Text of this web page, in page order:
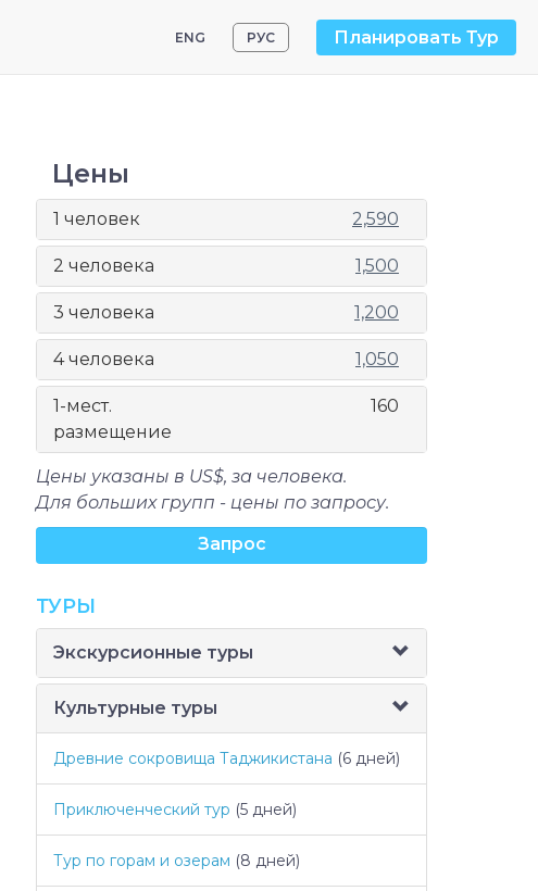
ENG РУС Планировать Тур
Цены
1 человек 2,590
2 человека 1,500
3 человека 1,200
4 человека 1,050
1-мест.
размещение
160
Цены указаны в US$, за человека.
Для больших групп - цены по запросу.
Запрос
ТУРЫ
Экскурсионные туры
Культурные туры
Древние сокровища Таджикистана (6 дней)
Приключенческий тур (5 дней)
Тур по горам и озерам (8 дней)